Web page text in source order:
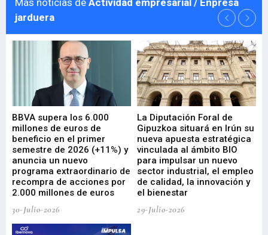
jarduera
BBVA supera los 6.000
millones de euros de
beneficio en el primer
semestre de 2026 (+11%) y
anuncia un nuevo
programa extraordinario de
recompra de acciones por
2.000 millones de euros
30-Julio-2026
La Diputación Foral de
Gipuzkoa situará en Irún su
nueva apuesta estratégica
vinculada al ámbito BIO
para impulsar un nuevo
sector industrial, el empleo
de calidad, la innovación y
el bienestar
29-Julio-2026